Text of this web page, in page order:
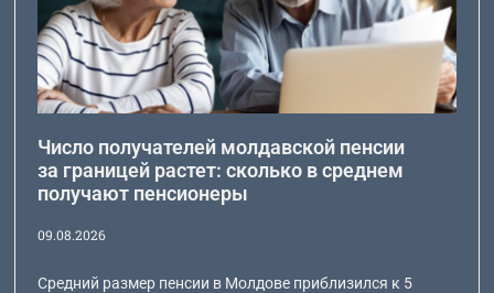
Число получателей молдавской пенсии
за границей растет: сколько в среднем
получают пенсионеры
09.08.2026
Средний размер пенсии в Молдове приблизился к 5